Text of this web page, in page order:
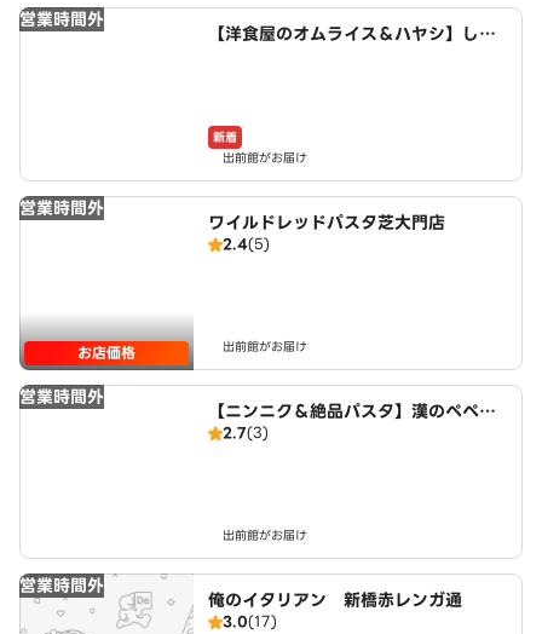
営業時間外
【洋食屋のオムライス＆ハヤシ】しあ
新着
出前館がお届け
営業時間外
お店価格
ワイルドレッドパスタ芝大門店
2.4(5)
出前館がお届け
営業時間外
【ニンニク＆絶品パスタ】漢のペペロ
ンチーノ 田町店
2.7(3)
出前館がお届け
営業時間外
俺のイタリアン 新橋赤レンガ通
3.0(17)